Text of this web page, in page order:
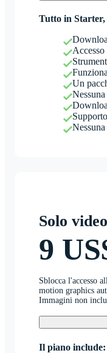
Tutto in
Un
Solo video
9
Sblocca l'accesso
motion graphics
Immagini non
Il piano include: